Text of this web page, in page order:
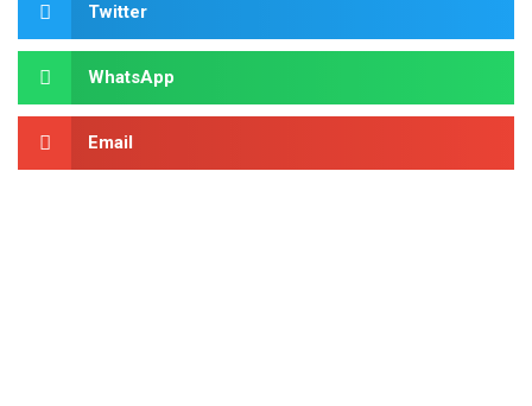
Twitter
WhatsApp
Email